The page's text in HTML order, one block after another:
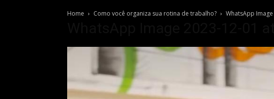
Home Como você organiza sua rotina de trabalho? WhatsApp